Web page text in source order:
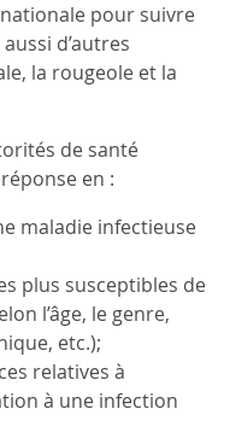
pour suivre
d’autres
la rougeole et la
de santé
en :
maladie infectieuse
plus susceptibles de
l’âge, le genre,
etc.);
relatives à
à une infection